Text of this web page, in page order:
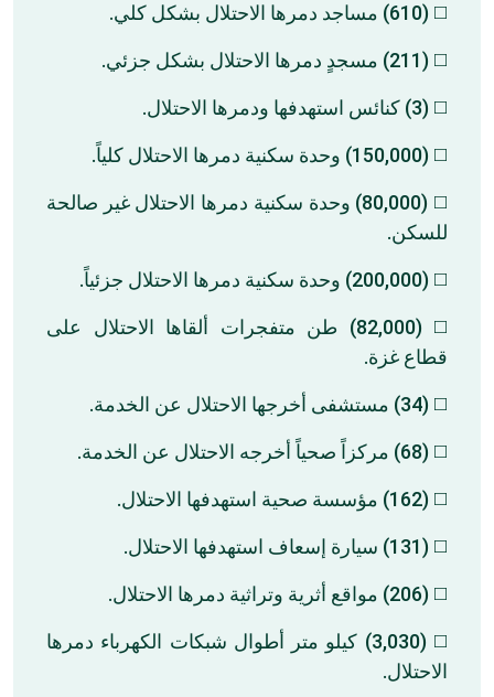
◻️ (610) مساجد دمرها الاحتلال بشكل كلي.
◻️ (211) مسجدٍ دمرها الاحتلال بشكل جزئي.
◻️ (3) كنائس استهدفها ودمرها الاحتلال.
◻️ (150,000) وحدة سكنية دمرها الاحتلال كلياً.
◻️ (80,000) وحدة سكنية دمرها الاحتلال غير صالحة
للسكن.
◻️ (200,000) وحدة سكنية دمرها الاحتلال جزئياً.
◻️ (82,000) طن متفجرات ألقاها الاحتلال على
قطاع غزة.
◻️ (34) مستشفى أخرجها الاحتلال عن الخدمة.
◻️ (68) مركزاً صحياً أخرجه الاحتلال عن الخدمة.
◻️ (162) مؤسسة صحية استهدفها الاحتلال.
◻️ (131) سيارة إسعاف استهدفها الاحتلال.
◻️ (206) مواقع أثرية وتراثية دمرها الاحتلال.
◻️ (3,030) كيلو متر أطوال شبكات الكهرباء دمرها
الاحتلال.